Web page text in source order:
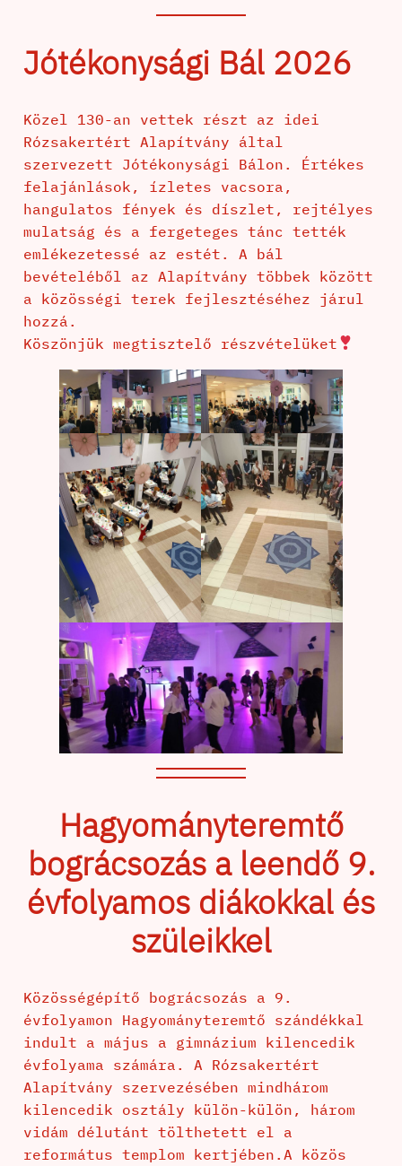
Jótékonysági Bál 2026
Közel 130-an vettek részt az idei
Rózsakertért Alapítvány által
szervezett Jótékonysági Bálon. Értékes
felajánlások, ízletes vacsora,
hangulatos fények és díszlet, rejtélyes
mulatság és a fergeteges tánc tették
emlékezetessé az estét. A bál
bevételéből az Alapítvány többek között
a közösségi terek fejlesztéséhez járul
hozzá.
Köszönjük megtisztelő részvételüket
Hagyományteremtő
bográcsozás a leendő 9.
évfolyamos diákokkal és
szüleikkel
Közösségépítő bográcsozás a 9.
évfolyamon Hagyományteremtő szándékkal
indult a május a gimnázium kilencedik
évfolyama számára. A Rózsakertért
Alapítvány szervezésében mindhárom
kilencedik osztály külön-külön, három
vidám délutánt tölthetett el a
református templom kertjében.A közös